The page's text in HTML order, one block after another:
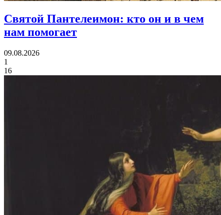
Святой Пантелеимон: кто он и в чем
нам помогает
09.08.2026
1
16